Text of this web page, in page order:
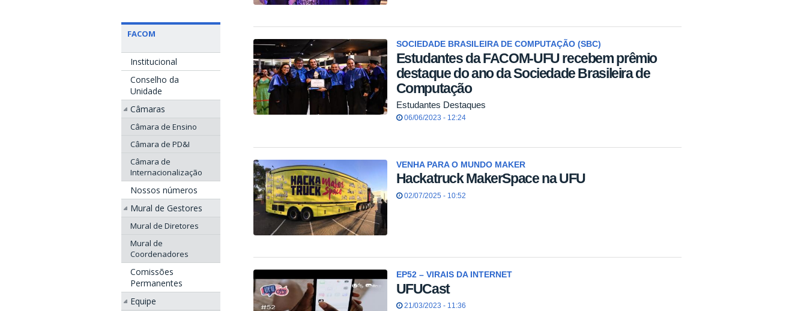
FACOM
Institucional
Conselho da
Unidade
Câmaras
Câmara de Ensino
Câmara de PD&I
Câmara de
Internacionalização
Nossos números
Mural de Gestores
Mural de Diretores
Mural de
Coordenadores
Comissões
Permanentes
Equipe
SOCIEDADE BRASILEIRA DE COMPUTAÇÃO (SBC)
Estudantes da FACOM-UFU recebem prêmio
destaque do ano da Sociedade Brasileira de
Computação
Estudantes Destaques
06/06/2023 - 12:24
VENHA PARA O MUNDO MAKER
Hackatruck MakerSpace na UFU
02/07/2025 - 10:52
EP52 – VIRAIS DA INTERNET
UFUCast
21/03/2023 - 11:36